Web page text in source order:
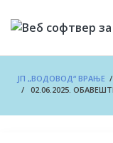
ЈП „ВОДОВОД“ ВРАЊЕ /
/ 02.06.2025.